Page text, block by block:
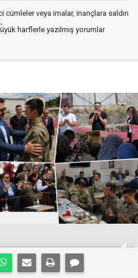
veya imalar, inançlara saldırı
harflerle yazılmış yorumlar